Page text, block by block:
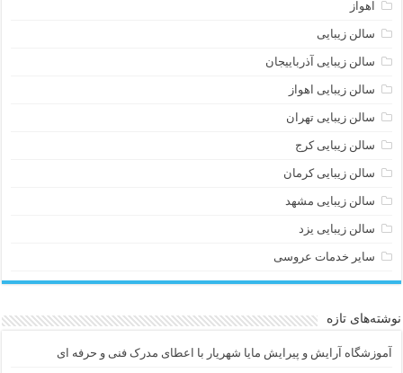
اهواز
سالن زیبایی
سالن زیبایی آذرباییجان
سالن زیبایی اهواز
سالن زیبایی تهران
سالن زیبایی کرج
سالن زیبایی کرمان
سالن زیبایی مشهد
سالن زیبایی یزد
سایر خدمات عروسی
نوشته‌های تازه
آموزشگاه آرایش و پیرایش مایا شهریار با اعطای مدرک فنی و حرفه ای